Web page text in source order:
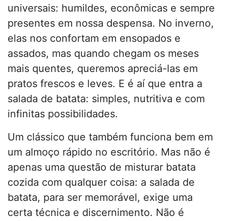
universais: humildes, econômicas e sempre
presentes em nossa despensa. No inverno,
elas nos confortam em ensopados e
assados, mas quando chegam os meses
mais quentes, queremos apreciá-las em
pratos frescos e leves. E é aí que entra a
salada de batata: simples, nutritiva e com
infinitas possibilidades.
Um clássico que também funciona bem em
um almoço rápido no escritório. Mas não é
apenas uma questão de misturar batata
cozida com qualquer coisa: a salada de
batata, para ser memorável, exige uma
certa técnica e discernimento. Não é